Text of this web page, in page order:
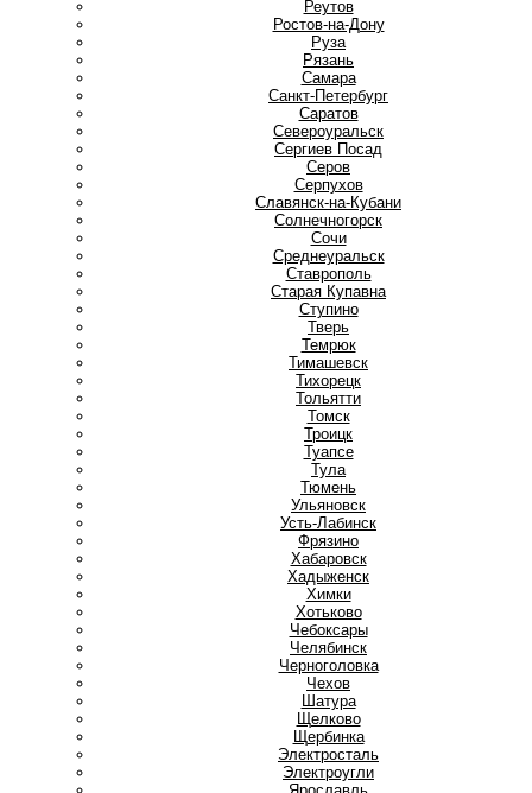
Реутов
Ростов-на-Дону
Руза
Рязань
Самара
Санкт-Петербург
Саратов
Североуральск
Сергиев Посад
Серов
Серпухов
Славянск-на-Кубани
Солнечногорск
Сочи
Среднеуральск
Ставрополь
Старая Купавна
Ступино
Тверь
Темрюк
Тимашевск
Тихорецк
Тольятти
Томск
Троицк
Туапсе
Тула
Тюмень
Ульяновск
Усть-Лабинск
Фрязино
Хабаровск
Хадыженск
Химки
Хотьково
Чебоксары
Челябинск
Черноголовка
Чехов
Шатура
Щелково
Щербинка
Электросталь
Электроугли